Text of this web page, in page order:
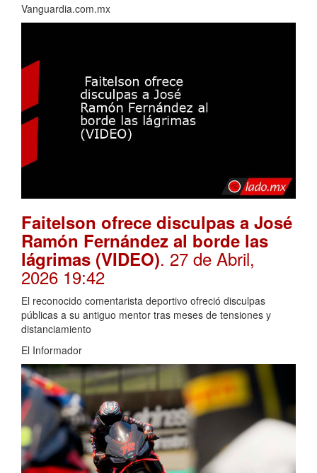
Vanguardia.com.mx
Faitelson ofrece disculpas a José
Ramón Fernández al borde las
lágrimas (VIDEO). 27 de Abril,
2026 19:42
El reconocido comentarista deportivo ofreció disculpas
públicas a su antiguo mentor tras meses de tensiones y
distanciamiento
El Informador